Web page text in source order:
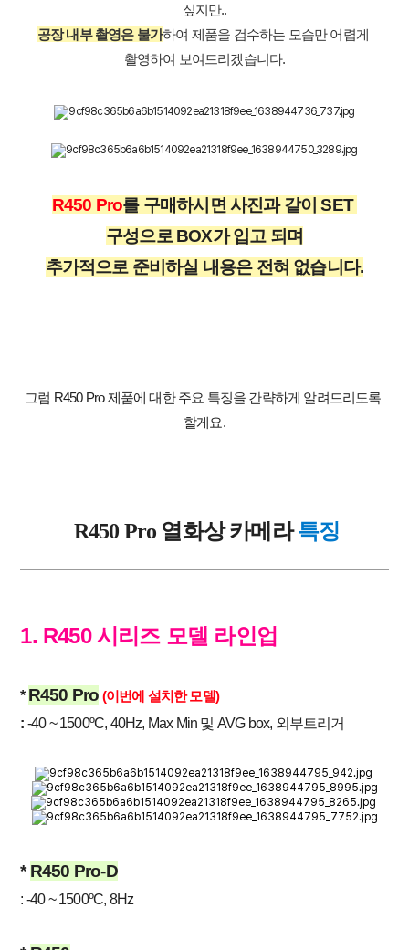
싶지만..
공장 내부 촬영은 불가하여 제품을 검수하는 모습만 어렵게
촬영하여 보여드리겠습니다.
R450 Pro를 구매하시면 사진과 같이 SET
구성으로 BOX가 입고 되며
추가적으로 준비하실 내용은 전혀 없습니다.
그럼 R450 Pro 제품에 대한 주요 특징을 간략하게 알려드리도록
할게요.
R450 Pro 열화상 카메라 특징
1. R450 시리즈 모델 라인업
* R450 Pro (이번에 설치한 모델)
: -40 ~ 1500ºC, 40Hz, Max Min 및 AVG box, 외부트리거
*R450 Pro-D
: -40 ~ 1500ºC, 8Hz